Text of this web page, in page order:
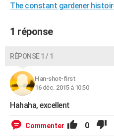
The constant gardener
1 réponse
RÉPONSE 1 / 1
Han-shot-first
16 déc. 2015 à 10:50
Hahaha, excellent
Commenter 0